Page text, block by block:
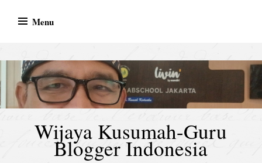
Menu
Wijaya Kusumah-Guru
Blogger Indonesia